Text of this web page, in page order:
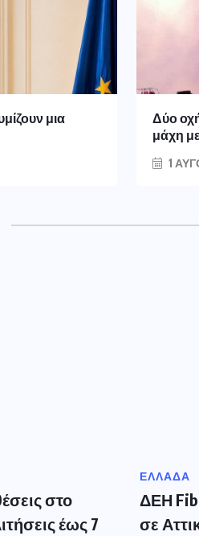
μια
Δύο
μάχη
1
στο
έως 7
ΕΛΛΑΔΑ
ΔΕΗ
σε